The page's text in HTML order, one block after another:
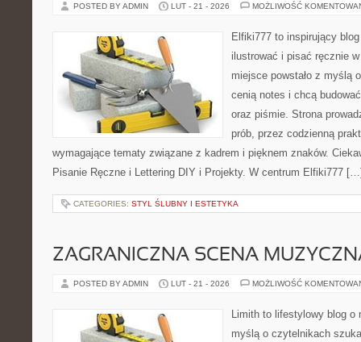
POSTED BY ADMIN LUT - 21 - 2026 MOŻLIWOŚĆ
Elfiki777 to inspirujący
ilustrować i pisać ręcznie
miejsce powstało z myślą
cenią notes i chcą
oraz piśmie. Strona
prób, przez codzienną
wymagające tematy związane z kadrem i pięknem znaków.
Pisanie Ręczne i Lettering DIY i Projekty. W centrum Elfiki777
CATEGORIES: STYL ŚLUBNY I ESTETYKA
ZAGRANICZNA SCENA
POSTED BY ADMIN LUT - 21 - 2026 MOŻLIWOŚĆ
Limith to lifestylowy blog o
myślą o czytelnikach